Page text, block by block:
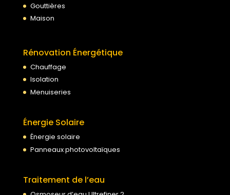
Gouttières
Maison
Rénovation Énergétique
Chauffage
Isolation
Menuiseries
Énergie Solaire
Énergie solaire
Panneaux photovoltaïques
Traitement de l’eau